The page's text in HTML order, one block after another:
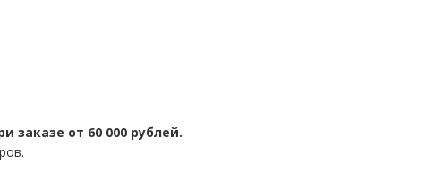
заказе от 60 000 рублей.